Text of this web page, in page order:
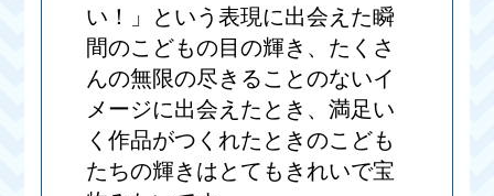
い！」という表現に出会えた瞬
間のこどもの目の輝き、たくさ
んの無限の尽きることのないイ
メージに出会えたとき、満足い
く作品がつくれたときのこども
たちの輝きはとてもきれいで宝